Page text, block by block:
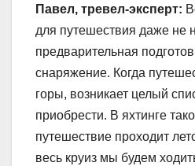
Павел, тревел-эксперт:
для путешествия даже не
предварительная
снаряжение. Когда
горы, возникает целый
приобрести. В яхтинге
путешествие проходит
весь круиз мы будем